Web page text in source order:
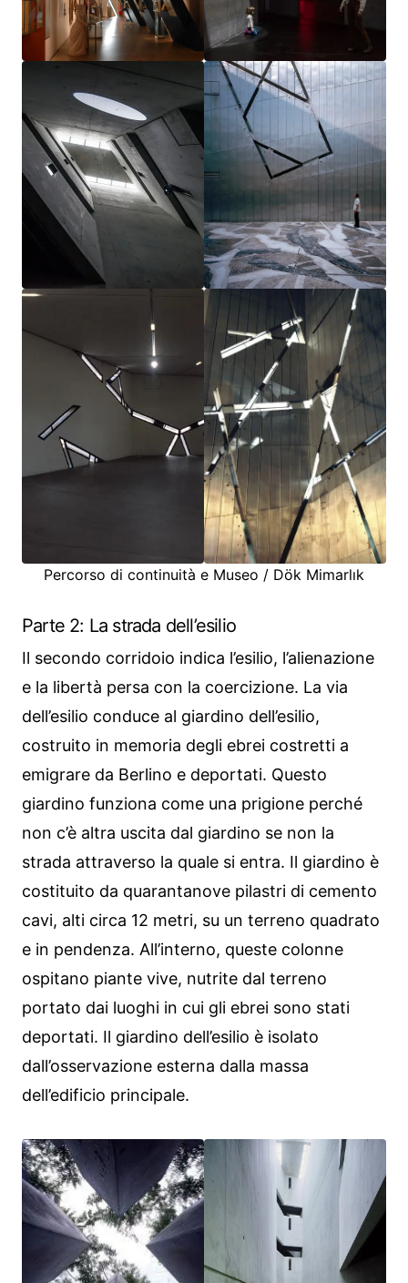
Percorso di continuità e Museo / Dök Mimarlık
Parte 2: La strada dell’esilio
Il secondo corridoio indica l’esilio, l’alienazione
e la libertà persa con la coercizione. La via
dell’esilio conduce al giardino dell’esilio,
costruito in memoria degli ebrei costretti a
emigrare da Berlino e deportati. Questo
giardino funziona come una prigione perché
non c’è altra uscita dal giardino se non la
strada attraverso la quale si entra. Il giardino è
costituito da quarantanove pilastri di cemento
cavi, alti circa 12 metri, su un terreno quadrato
e in pendenza. All’interno, queste colonne
ospitano piante vive, nutrite dal terreno
portato dai luoghi in cui gli ebrei sono stati
deportati. Il giardino dell’esilio è isolato
dall’osservazione esterna dalla massa
dell’edificio principale.